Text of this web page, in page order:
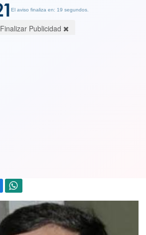
El aviso finaliza en: 19 segundos.
Finalizar Publicidad